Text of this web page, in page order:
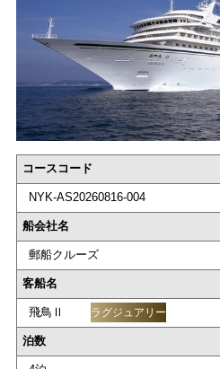
コースコード
NYK-AS20260816-004
船会社名
郵船クルーズ
客船名
飛鳥Ⅱ ラグジュアリー
泊数